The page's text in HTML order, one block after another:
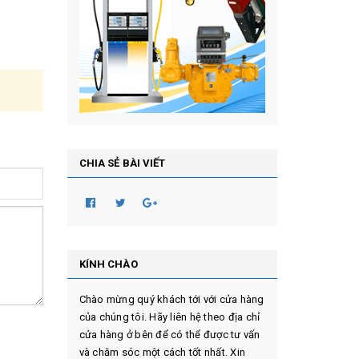
CHIA SẺ BÀI VIẾT
KÍNH CHÀO
Chào mừng quý khách tới với cửa hàng
của chúng tôi. Hãy liên hệ theo địa chỉ
cửa hàng ở bên để có thể được tư vấn
và chăm sóc một cách tốt nhất. Xin